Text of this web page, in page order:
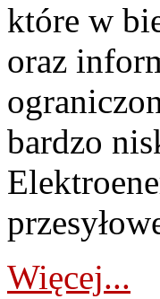
które w
oraz
bardzo
Więcej...